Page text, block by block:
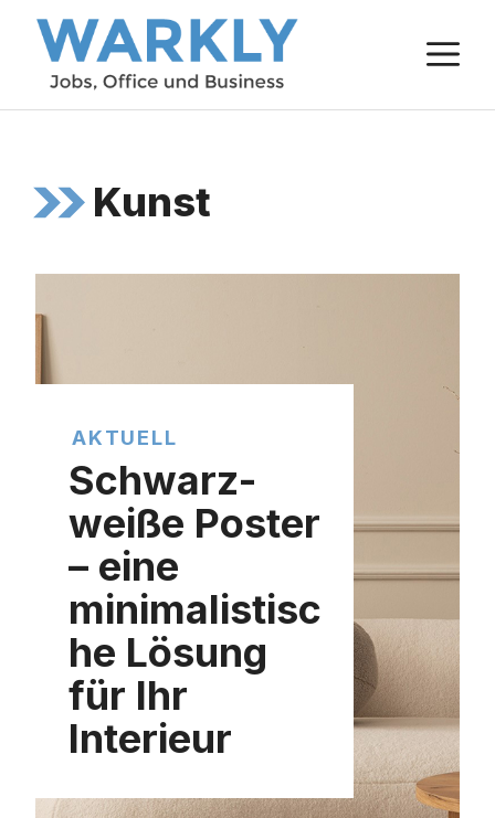
Zum
Inhalt
springen
Kunst
AKTUELL
Schwarz-
weiße Poster
– eine
minimalistisc
he Lösung
für Ihr
Interieur